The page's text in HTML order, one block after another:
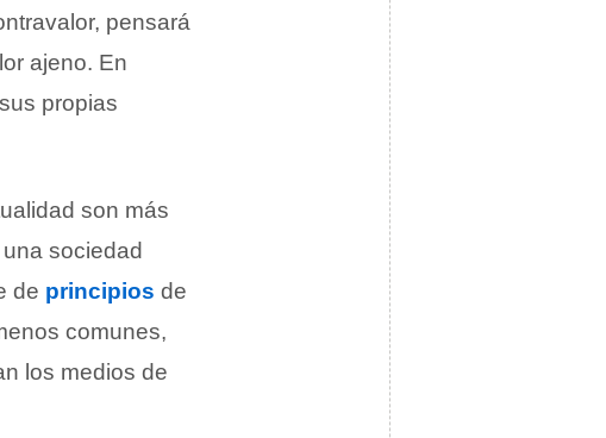
pensará
ajeno. En
propias
son más
sociedad
de principios de
comunes,
los medios de